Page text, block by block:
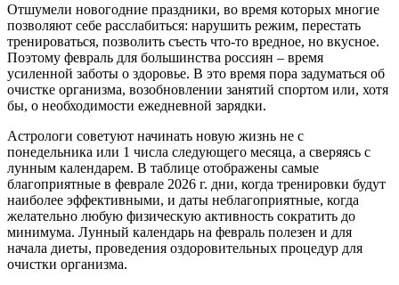
Отшумели новогодние праздники, во время которых многие
позволяют себе расслабиться: нарушить режим, перестать
тренироваться, позволить съесть что-то вредное, но вкусное.
Поэтому февраль для большинства россиян – время
усиленной заботы о здоровье. В это время пора задуматься об
очистке организма, возобновлении занятий спортом или, хотя
бы, о необходимости ежедневной зарядки.
Астрологи советуют начинать новую жизнь не с
понедельника или 1 числа следующего месяца, а сверяясь с
лунным календарем. В таблице отображены самые
благоприятные в феврале 2026 г. дни, когда тренировки будут
наиболее эффективными, и даты неблагоприятные, когда
желательно любую физическую активность сократить до
минимума. Лунный календарь на февраль полезен и для
начала диеты, проведения оздоровительных процедур для
очистки организма.